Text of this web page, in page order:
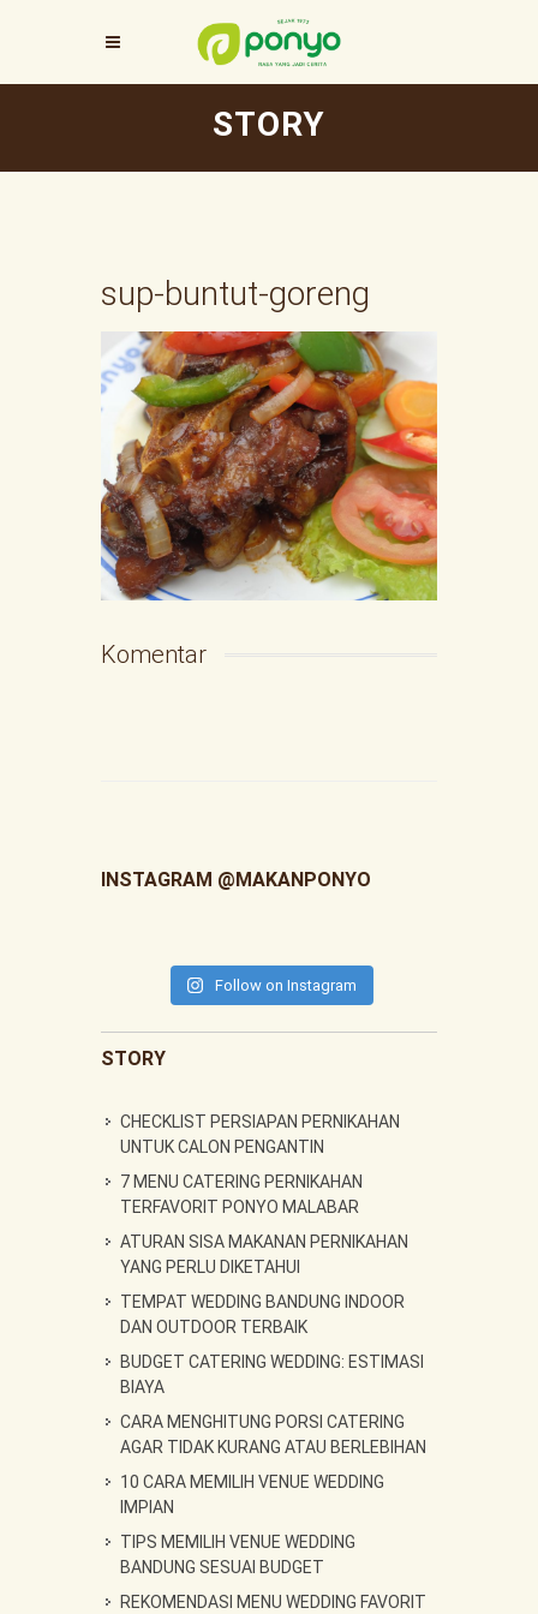
STORY
sup-buntut-goreng
Komentar
INSTAGRAM @MAKANPONYO
Follow on Instagram
STORY
CHECKLIST PERSIAPAN PERNIKAHAN
UNTUK CALON PENGANTIN
7 MENU CATERING PERNIKAHAN
TERFAVORIT PONYO MALABAR
ATURAN SISA MAKANAN PERNIKAHAN
YANG PERLU DIKETAHUI
TEMPAT WEDDING BANDUNG INDOOR
DAN OUTDOOR TERBAIK
BUDGET CATERING WEDDING: ESTIMASI
BIAYA
CARA MENGHITUNG PORSI CATERING
AGAR TIDAK KURANG ATAU BERLEBIHAN
10 CARA MEMILIH VENUE WEDDING
IMPIAN
TIPS MEMILIH VENUE WEDDING
BANDUNG SESUAI BUDGET
REKOMENDASI MENU WEDDING FAVORIT